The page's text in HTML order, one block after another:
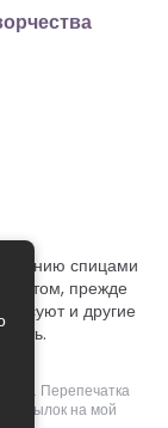
спицами
прежде
и другие
©. Перепечатка
ссылок на мой